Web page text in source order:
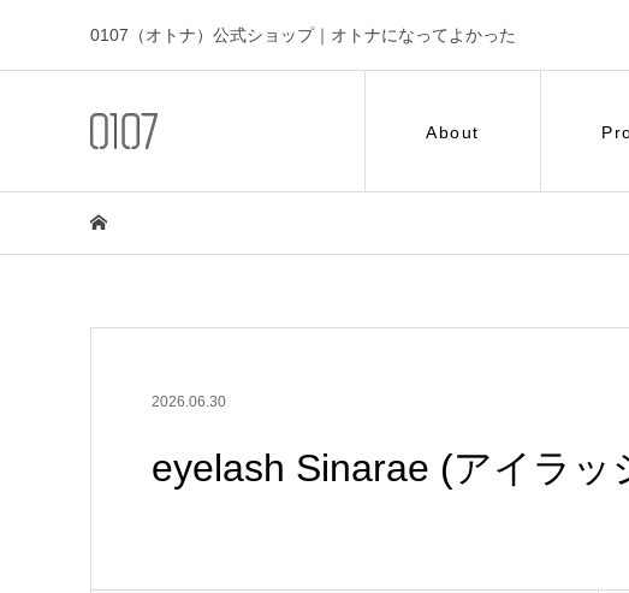
0107（オトナ）公式ショップ｜オトナになってよかった
About
2026.06.30
eyelash Sinarae (アイラッ